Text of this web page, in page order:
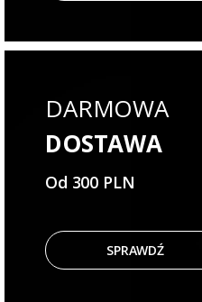
DARMOWA
DOSTAWA
Od 300 PLN
SPRAWDŹ